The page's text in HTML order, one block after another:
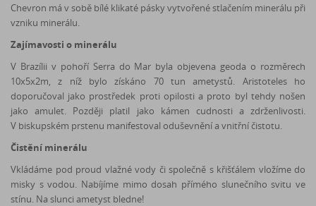
Chevron má v sobě bílé klikaté pásky vytvořené stlačením minerálu při
vzniku minerálu.
Zajímavosti o minerálu
V Brazílii v pohoří Serra do Mar byla objevena geoda o rozměrech
10x5x2m, z níž bylo získáno 70 tun ametystů. Aristoteles ho
doporučoval jako prostředek proti opilosti a proto byl tehdy nošen
jako amulet. Později platil jako kámen cudnosti a zdrženlivosti.
V biskupském prstenu manifestoval oduševnění a vnitřní čistotu.
Čistění minerálu
Vkládáme pod proud vlažné vody či společně s křišťálem vložíme do
misky s vodou. Nabíjíme mimo dosah přímého slunečního svitu ve
stínu. Na slunci ametyst bledne!